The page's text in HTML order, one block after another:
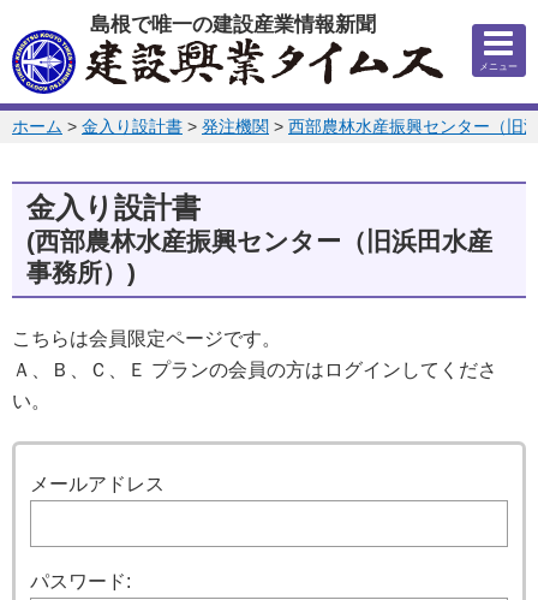
このページの本文へ
島根で唯一の建設産業情報新聞
メニュー
このページの位置:
ホーム > 金入り設計書 > 発注機関 > 西部農林水産振興センター（旧
金入り設計書
(西部農林水産振興センター（旧浜田水産
事務所）)
こちらは会員限定ページです。
Ａ、Ｂ、Ｃ、Ｅ プランの会員の方はログインしてくださ
い。
メールアドレス
パスワード: